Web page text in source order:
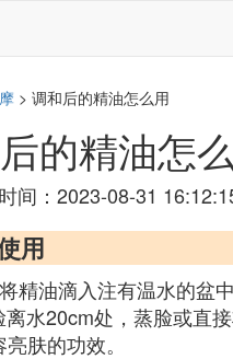
> 调和后的精油怎么用
的精油怎
间：2023-08-31
用
精油滴入注有温水的盆
水20cm处，蒸脸或直
肤的功效。